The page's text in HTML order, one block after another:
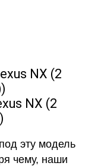
NX (2
эту модель
чему, наши